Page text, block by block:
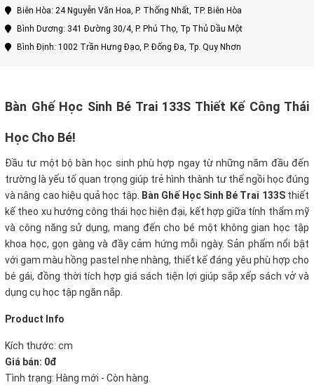
Biên Hòa: 24 Nguyễn Văn Hoa, P. Thống Nhất, TP. Biên Hòa
Bình Dương: 341 Đường 30/4, P. Phú Thọ, Tp Thủ Dầu Một
Bình Định: 1002 Trần Hưng Đạo, P. Đống Đa, Tp. Quy Nhơn
Bàn Ghế Học Sinh Bé Trai 133S Thiết Kế Công Thái
Học Cho Bé!
Đầu tư một bộ bàn học sinh phù hợp ngay từ những năm đầu đến
trường là yếu tố quan trọng giúp trẻ hình thành tư thế ngồi học đúng
và nâng cao hiệu quả học tập. Bàn Ghế Học Sinh Bé Trai 133Sthiết
kế theo xu hướng công thái học hiện đại, kết hợp giữa tính thẩm mỹ
và công năng sử dụng, mang đến cho bé một không gian học tập
khoa học, gọn gàng và đầy cảm hứng mỗi ngày. Sản phẩm nổi bật
với gam màu hồng pastel nhẹ nhàng, thiết kế đáng yêu phù hợp cho
bé gái, đồng thời tích hợp giá sách tiện lợi giúp sắp xếp sách vở và
dụng cụ học tập ngăn nắp.
Product Info
Kích thước: cm
Giá bán: 0đ
Tình trạng: Hàng mới - Còn hàng.